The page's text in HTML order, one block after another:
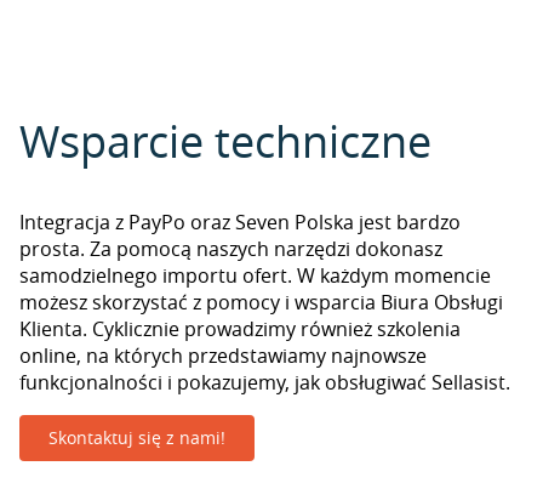
Wsparcie techniczne
Integracja z PayPo oraz Seven Polska jest bardzo
prosta. Za pomocą naszych narzędzi dokonasz
samodzielnego importu ofert. W każdym momencie
możesz skorzystać z pomocy i wsparcia Biura Obsługi
Klienta. Cyklicznie prowadzimy również szkolenia
online, na których przedstawiamy najnowsze
funkcjonalności i pokazujemy, jak obsługiwać Sellasist.
Skontaktuj się z nami!